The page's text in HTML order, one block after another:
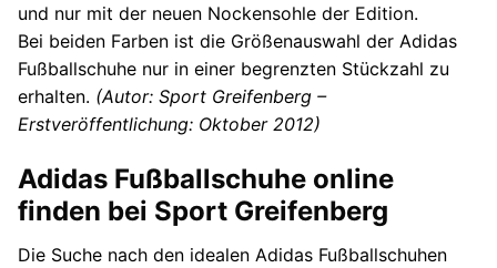
und nur mit der neuen Nockensohle der Edition.
Bei beiden Farben ist die Größenauswahl der Adidas
Fußballschuhe nur in einer begrenzten Stückzahl zu
erhalten. (Autor: Sport Greifenberg –
Erstveröffentlichung: Oktober 2012)
Adidas Fußballschuhe online
finden bei Sport Greifenberg
Die Suche nach den idealen Adidas Fußballschuhen